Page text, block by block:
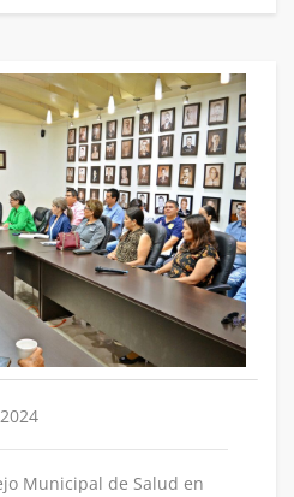
Municipal de Salud en